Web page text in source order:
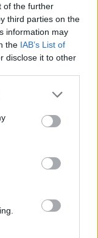
of the further
third parties on the
information may
the IAB’s List of
disclose it to other
is, és nem fogsz